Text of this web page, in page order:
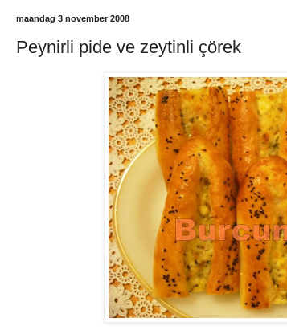
maandag 3 november 2008
Peynirli pide ve zeytinli çörek